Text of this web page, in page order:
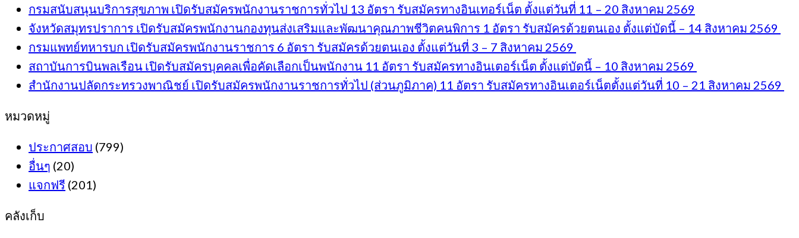
กรมสนับสนุนบริการสุขภาพ เปิดรับสมัครพนักงานราชการทั่วไป 13 อัตรา รับสมัครทางอินเทอร์เน็ต ตั้งแต่วันที่ 11 – 20 สิงหาคม 2569
จังหวัดสมุทรปราการ เปิดรับสมัครพนักงานกองทุนส่งเสริมและพัฒนาคุณภาพชีวิตคนพิการ 1 อัตรา รับสมัครด้วยตนเอง ตั้งแต่บัดนี้ – 14 สิงหาคม 2569
กรมแพทย์ทหารบก เปิดรับสมัครพนักงานราชการ 6 อัตรา รับสมัครด้วยตนเอง ตั้งแต่วันที่ 3 – 7 สิงหาคม 2569
สถาบันการบินพลเรือน เปิดรับสมัครบุคคลเพื่อคัดเลือกเป็นพนักงาน 11 อัตรา รับสมัครทางอินเตอร์เน็ต ตั้งแต่บัดนี้ – 10 สิงหาคม 2569
สำนักงานปลัดกระทรวงพาณิชย์ เปิดรับสมัครพนักงานราชการทั่วไป (ส่วนภูมิภาค) 11 อัตรา รับสมัครทางอินเตอร์เน็ตตั้งแต่วันที่ 10 – 21 สิงหาคม 2569
หมวดหมู่
ประกาศสอบ (799)
อื่นๆ (20)
แจกฟรี (201)
คลังเก็บ